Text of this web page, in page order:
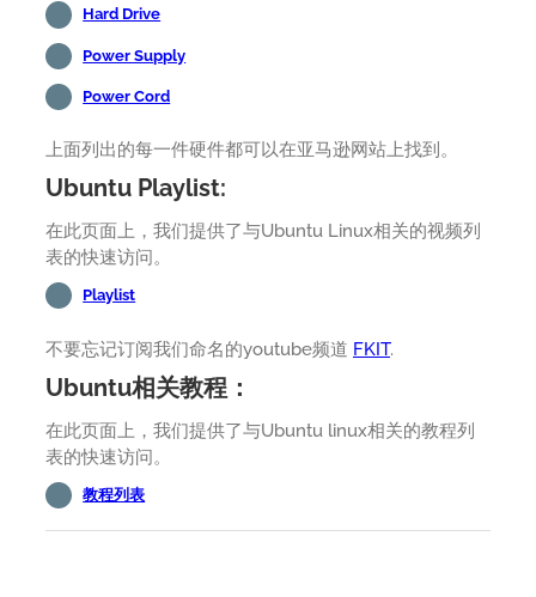
Hard Drive
Power Supply
Power Cord
上面列出的每一件硬件都可以在亚马逊网站上找到。
Ubuntu Playlist:
在此页面上，我们提供了与Ubuntu Linux相关的视频列
表的快速访问。
Playlist
不要忘记订阅我们命名的youtube频道 FKIT.
Ubuntu相关教程：
在此页面上，我们提供了与Ubuntu linux相关的教程列
表的快速访问。
教程列表